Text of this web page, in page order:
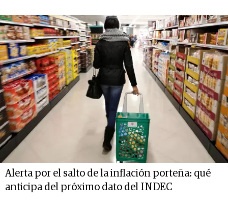
Alerta por el salto de la inflación porteña: qué
anticipa del próximo dato del INDEC